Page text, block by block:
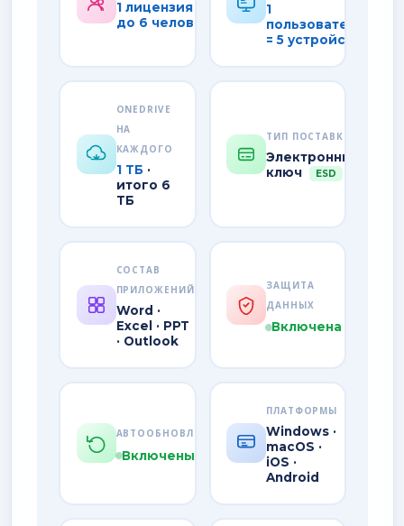
1 лицензия =
до 6 человек
1
пользователь
= 5 устройств
ONEDRIVE
НА
КАЖДОГО
1 ТБ ·
итого 6
ТБ
ТИП ПОСТАВКИ
Электронный
ключ
ESD
СОСТАВ
ПРИЛОЖЕНИЙ
Word ·
Excel · PPT
· Outlook
ЗАЩИТА
ДАННЫХ
Включена
АВТООБНОВЛЕНИЯ
Включены
ПЛАТФОРМЫ
Windows ·
macOS ·
iOS ·
Android